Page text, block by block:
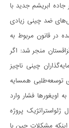
ابریشم جدید با
ضد چینی زیادی
در قانون مربوط به
منجر شد: اگر
چینی ناچیز
توسعه‌طلبی همسایه
اویغورها فشار وارد
ژئواستراتژیک پروژه
مشکلات چین با